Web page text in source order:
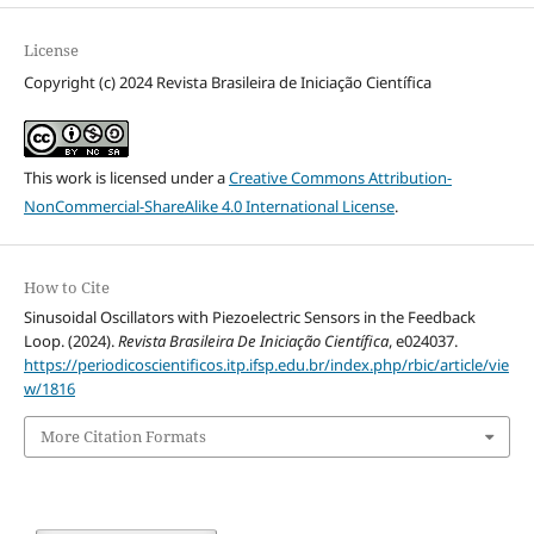
License
Copyright (c) 2024 Revista Brasileira de Iniciação Científica
This work is licensed under aCreative Commons Attribution-
NonCommercial-ShareAlike 4.0 International License.
How to Cite
Sinusoidal Oscillators with Piezoelectric Sensors in the Feedback
Loop. (2024).Revista Brasileira De Iniciação Científica, e024037.
https://periodicoscientificos.itp.ifsp.edu.br/index.php/rbic/article/vie
w/1816
More Citation Formats